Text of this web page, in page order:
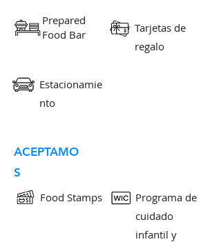
Prepared
Food Bar
Tarjetas de
regalo
Estacionamie
nto
ACEPTAMO
S
Food Stamps
Programa de
cuidado
infantil y